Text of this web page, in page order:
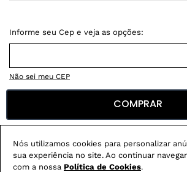
Nós utilizamos cookies para personalizar
sua experiência no site. Ao continuar
com a nossa Política de Cookies.
Não sei meu CEP
benefícios:
Em pedidos acima de R$ 499
Compre no site e retire na loja
COMPRAR